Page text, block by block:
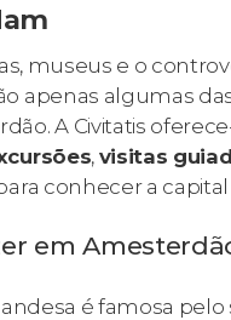
museus e o
apenas algumas
A Civitatis
, visitas
conhecer a
em
é famosa pelo